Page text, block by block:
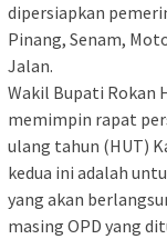
dipersiapkan
Pinang, Senam,
Jalan.
Wakil Bupati Rokan
memimpin rapat
ulang tahun (HUT)
kedua ini adalah
yang akan
masing OPD yang